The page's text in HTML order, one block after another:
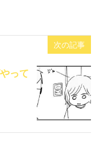
次の記事
って